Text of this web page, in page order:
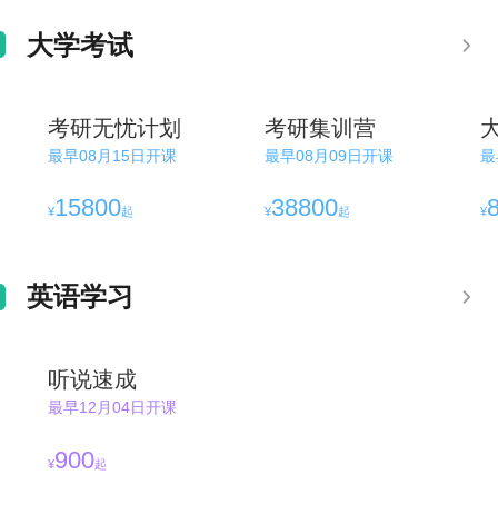
大学考试
考研无忧计划
最早08月15日开课
¥15800起
考研集训营
最早08月09日开课
¥38800起 ¥
英语学习
听说速成
最早12月04日开课
¥900起